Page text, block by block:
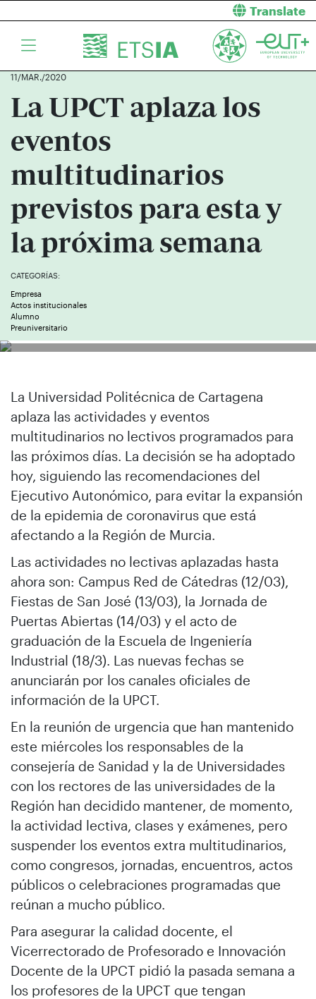
Translate
11/MAR./2020
La UPCT aplaza los
eventos
multitudinarios
previstos para esta y
la próxima semana
CATEGORÍAS:
Empresa
Actos institucionales
Alumno
Preuniversitario
La Universidad Politécnica de Cartagena
aplaza las actividades y eventos
multitudinarios no lectivos programados para
las próximos días. La decisión se ha adoptado
hoy, siguiendo las recomendaciones del
Ejecutivo Autonómico, para evitar la expansión
de la epidemia de coronavirus que está
afectando a la Región de Murcia.
Las actividades no lectivas aplazadas hasta
ahora son: Campus Red de Cátedras (12/03),
Fiestas de San José (13/03), la Jornada de
Puertas Abiertas (14/03) y el acto de
graduación de la Escuela de Ingeniería
Industrial (18/3). Las nuevas fechas se
anunciarán por los canales oficiales de
información de la UPCT.
En la reunión de urgencia que han mantenido
este miércoles los responsables de la
consejería de Sanidad y la de Universidades
con los rectores de las universidades de la
Región han decidido mantener, de momento,
la actividad lectiva, clases y exámenes, pero
suspender los eventos extra multitudinarios,
como congresos, jornadas, encuentros, actos
públicos o celebraciones programadas que
reúnan a mucho público.
Para asegurar la calidad docente, el
Vicerrectorado de Profesorado e Innovación
Docente de la UPCT pidió la pasada semana a
los profesores de la UPCT que tengan